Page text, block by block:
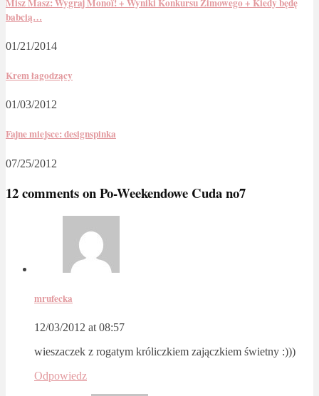
babcią…
01/21/2014
Krem łagodzący
01/03/2012
Fajne miejsce: designspinka
07/25/2012
12 comments onPo-Weekendowe Cuda no7
mrufecka
12/03/2012 at 08:57
wieszaczek z rogatym króliczkiem zajączkiem świetny :)))
Odpowiedz